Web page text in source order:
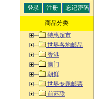
商品分类
特惠超市
世界各地邮品
香港
澳门
朝鲜
世界专题邮票
前苏联